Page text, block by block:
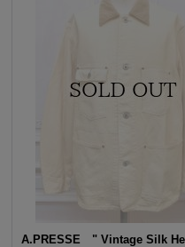
A.PRESSE " Vintage Silk